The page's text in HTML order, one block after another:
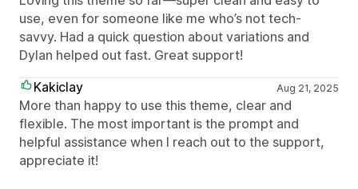
use, even for someone like me who’s not tech-
savvy. Had a quick question about variations and
Dylan helped out fast. Great support!
Kakiclay
Aug 21, 2025
More than happy to use this theme, clear and
flexible. The most important is the prompt and
helpful assistance when I reach out to the support,
appreciate it!